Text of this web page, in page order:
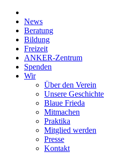
News
Beratung
Bildung
Freizeit
ANKER-Zentrum
Spenden
Wir
Über den Verein
Unsere Geschichte
Blaue Frieda
Mitmachen
Praktika
Mitglied werden
Presse
Kontakt